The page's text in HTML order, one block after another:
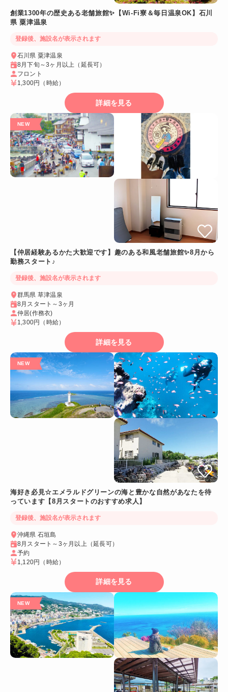
創業1300年の歴史ある老舗旅館✨【Wi-Fi寮＆毎日温泉OK】石川
県 粟津温泉
登録後、施設名が表示されます
石川県 粟津温泉
8月下旬～3ヶ月以上（延長可）
フロント
1,300円
（時給）
詳細を見る
【仲居経験あるかた大歓迎です】趣のある和風老舗旅館✨8月から
勤務スタート♪
登録後、施設名が表示されます
群馬県 草津温泉
8月スタート～3ヶ月
仲居(作務衣)
1,300円
（時給）
詳細を見る
海好き必見☆エメラルドグリーンの海と豊かな自然があなたを待
っています【8月スタートのおすすめ求人】
登録後、施設名が表示されます
沖縄県 石垣島
8月スタート～3ヶ月以上（延長可）
予約
1,120円 （時給）
詳細を見る